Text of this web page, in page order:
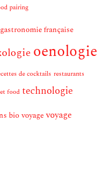
pairing
gastronomie française
oenologie
de cocktails restaurants
food technologie
biovoyage voyage